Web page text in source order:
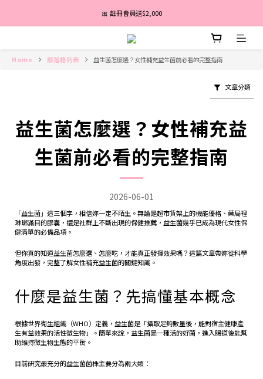
盛夏亮白季｜最高67折｜全館免運
🎀 註冊會員送$2,000
消費滿 $3,600 分期付款零利率 ✨
盛夏亮白季｜最高67折｜全館免運
Home 部落格列表 益生菌怎麼選？女性補充益生菌前必看的完整指南
文章分類
益生菌怎麼選？女性補充益
生菌前必看的完整指南
2026-06-01
「益生菌」這三個字，相信妳一定不陌生。無論是超市貨架上的機能優格、藥局裡
琳瑯滿目的膠囊，還是社群上不斷出現的保健推薦，益生菌幾乎已成為現代女性保
健清單的必備品項。
但你真的知道益生菌怎麼選、怎麼吃，才能真正發揮效果嗎？這篇文章帶妳從科學
角度出發，完整了解女性補充益生菌的關鍵知識。
什麼是益生菌？先搞懂基本概念
根據世界衛生組織（WHO）定義，益生菌是「攝取足夠數量後，能對宿主健康產
生有益效果的活性微生物」。簡單來說，益生菌是一種活的好菌，進入腸道後能幫
助維持微生物生態的平衡。
目前研究最充分的益生菌菌株主要分為兩大類：